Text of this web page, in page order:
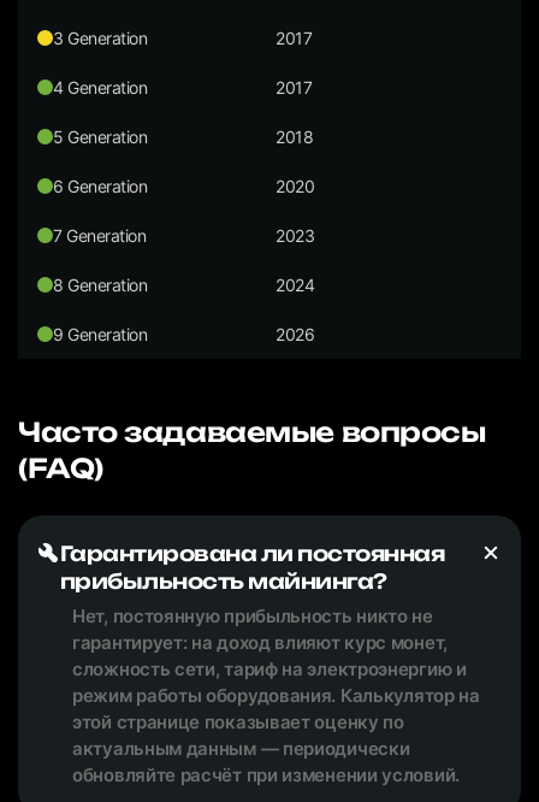
3 Generation 2017
4 Generation 2017
5 Generation 2018
6 Generation 2020
7 Generation 2023
8 Generation 2024
9 Generation 2026
Часто задаваемые вопросы
(FAQ)
Гарантирована ли постоянная
прибыльность майнинга?
Нет, постоянную прибыльность никто не
гарантирует: на доход влияют курс монет,
сложность сети, тариф на электроэнергию и
режим работы оборудования. Калькулятор на
этой странице показывает оценку по
актуальным данным — периодически
обновляйте расчёт при изменении условий.